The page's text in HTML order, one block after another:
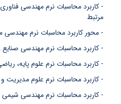
- کاربرد محاسبات نرم مهندسی فناوری
مرتبط
- محور کاربرد محاسبات نرم
- کاربرد محاسبات نرم مهندسی
- کاربرد محاسبات نرم علوم پایه،
- کاربرد محاسبات نرم علوم
- کاربرد محاسبات نرم مهندسی